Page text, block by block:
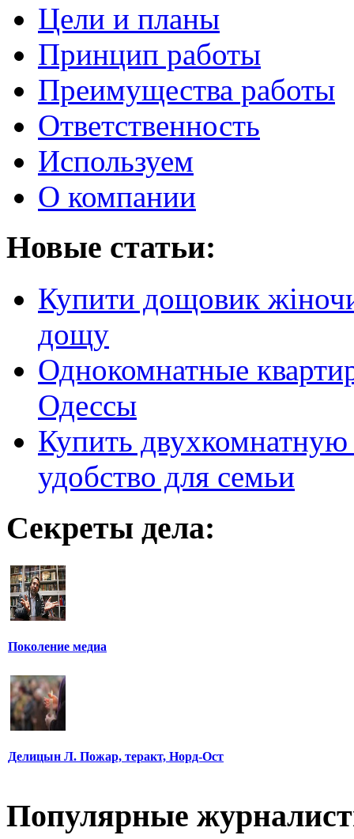
Цели и планы
Принцип работы
Преимущества работы
Ответственность
Используем
О компании
Новые статьи:
Купити дощовик
дощу
Однокомнатные
Одессы
Купить
удобство для семьи
Секреты дела:
Поколение медиа
Делицын Л. Пожар, теракт, Норд-Ост
Популярные